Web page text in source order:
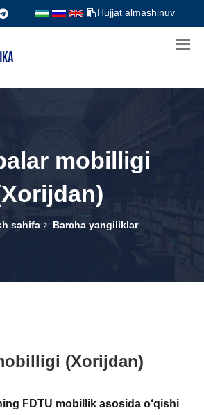
Hujjat almashinuv
mobilligi
sahifa Barcha yangiliklar
(Xorijdan)
FDTU mobillik asosida o‘qishi